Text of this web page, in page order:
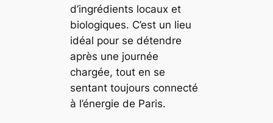
d’ingrédients locaux et
biologiques. C’est un lieu
idéal pour se détendre
après une journée
chargée, tout en se
sentant toujours connecté
à l’énergie de Paris.